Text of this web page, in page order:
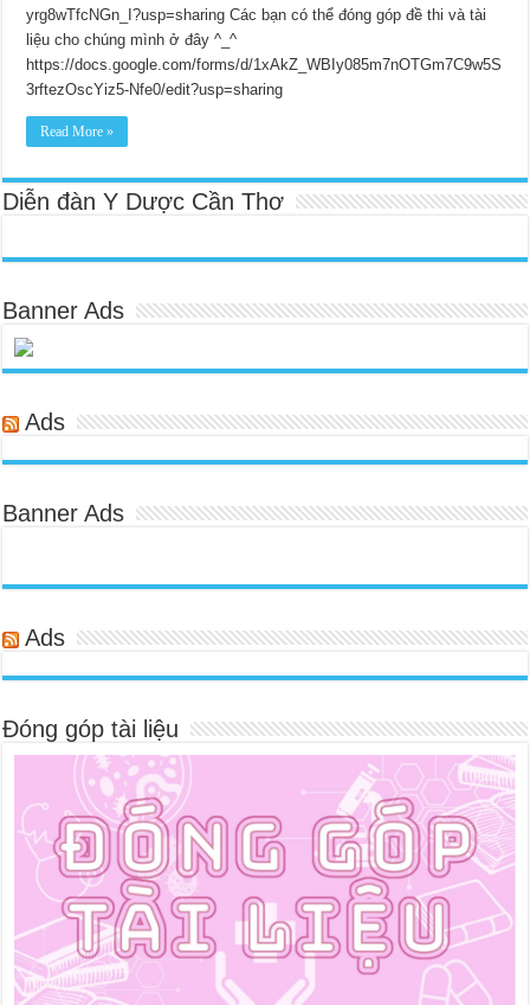
yrg8wTfcNGn_I?usp=sharing Các bạn có thể đóng góp đề thi và tài
liệu cho chúng mình ở đây ^_^
https://docs.google.com/forms/d/1xAkZ_WBIy085m7nOTGm7C9w5S
3rftezOscYiz5-Nfe0/edit?usp=sharing
Read More »
Diễn đàn Y Dược Cần Thơ
Banner Ads
Ads
Banner Ads
Ads
Đóng góp tài liệu